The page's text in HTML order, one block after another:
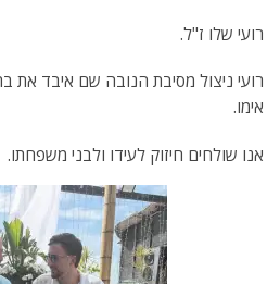
רועי שלו ז"ל.
רועי ניצול מסיבת הנובה שם איבד את
אימו.
אנו שולחים חיזוק לעידו ולבני משפחתו.